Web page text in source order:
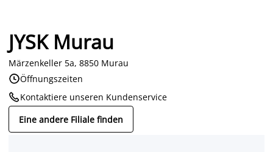
JYSK Murau
Märzenkeller 5a, 8850 Murau
Öffnungszeiten
Kontaktiere unseren Kundenservice
Eine andere Filiale finden